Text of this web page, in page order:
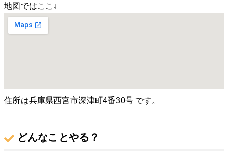
地図ではここ↓
住所は兵庫県西宮市深津町4番30号 です。
どんなことやる？